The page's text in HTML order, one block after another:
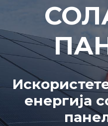
енергија